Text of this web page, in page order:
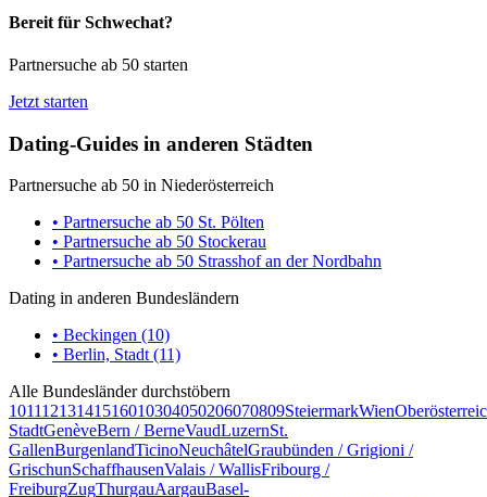
Bereit für Schwechat?
Partnersuche ab 50 starten
Jetzt starten
Dating-Guides in anderen Städten
Partnersuche ab 50 in Niederösterreich
• Partnersuche ab 50 St. Pölten
• Partnersuche ab 50 Stockerau
• Partnersuche ab 50 Strasshof an der Nordbahn
Dating in anderen Bundesländern
• Beckingen (10)
• Berlin, Stadt (11)
Alle Bundesländer durchstöbern
10111213141516010304050206070809SteiermarkWien
StadtGenèveBern / BerneVaudLuzernSt.
GallenBurgenlandTicinoNeuchâtelGraubünden / Grigioni /
GrischunSchaffhausenValais / WallisFribourg /
FreiburgZugThurgauAargauBasel-